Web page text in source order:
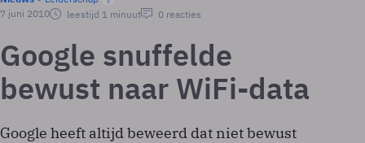
7 juni 2010
leestijd 1 minuut 0 reacties
Google snuffelde
bewust naar WiFi-data
Google heeft altijd beweerd dat niet bewust